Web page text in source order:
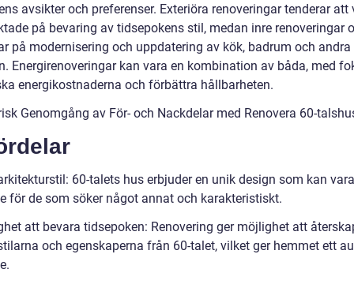
avsikter och preferenser. Exteriöra renoveringar tenderar att
på bevaring av tidsepokens stil, medan inre renoveringar
på modernisering och uppdatering av kök, badrum och
Energirenoveringar kan vara en kombination av båda, med
energikostnaderna och förbättra hållbarheten.
Genomgång av För- och Nackdelar med Renovera 60-
60-talets hus erbjuder en unik design som kan vara
för de som söker något annat och karakteristiskt.
att bevara tidsepoken: Renovering ger möjlighet att
och egenskaperna från 60-talet, vilket ger hemmet ett